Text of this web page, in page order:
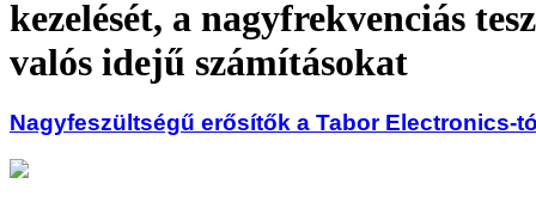
kezelését, a nagyfrekvenciás
valós idejű számításokat
Nagyfeszültségű erősítők a Tabor Electronics-